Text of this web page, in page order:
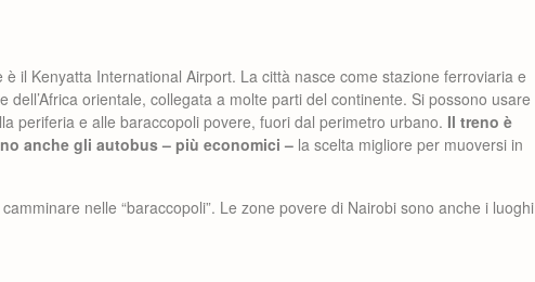
è il Kenyatta International Airport. La città nasce come stazione ferroviaria e
orientale, collegata a molte parti del continente. Si possono usare
periferia e alle baraccopoli povere, fuori dal perimetro urbano. Il treno è
anche gli autobus – più economici – la scelta migliore per muoversi in
nelle “baraccopoli”. Le zone povere di Nairobi sono anche i luoghi